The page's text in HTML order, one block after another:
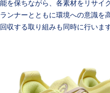
能を保ちながら、各素材をリサイ
ランナーとともに環境への意識を
回収する取り組みも同時に行います